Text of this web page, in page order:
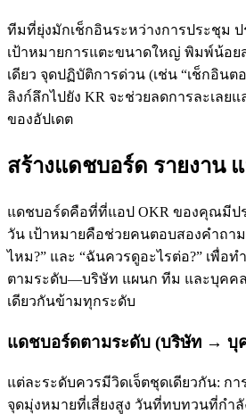
ทีมที่ยุ่งมักเช็กอินระหว่างการประชุม
เป้าหมายการแตะขนาดใหญ่ พิมพ์น้อย
เดียว จุดปฏิบัติการด่วน (เช่น “เช็กอินต
ลิงก์ลึกไปยัง KR จะช่วยลดการละเลย
ของอัปเดต
สร้างแดชบอร์ด รายงาน
แดชบอร์ดคือที่ที่แอป OKR ของคุณมีป
วัน เป้าหมายคือช่วยคนตอบสองคำถาม
ไหม?” และ “ฉันควรดูอะไรต่อ?” เพื่อ
ตามระดับ—บริษัท แผนก ทีม และบุคค
เดียวกันข้ามทุกระดับ
แดชบอร์ดตามระดับ (บริษัท → บุ
แต่ละระดับควรมีวิดเจ็ตชุดเดียวกัน: ก
จุดมุ่งหมายที่เสี่ยงสูง วันที่ทบทวนที่กำ